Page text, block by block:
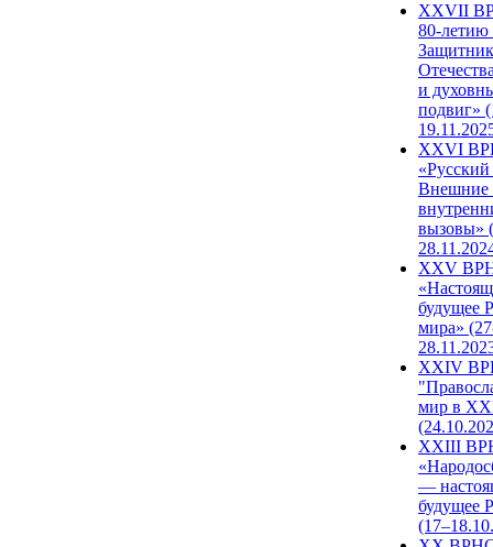
ХХVII
80-
и
подвиг»
XXVI
Внешние
вызовы»
XXV
будущее
мира»
XXIV
мир в
XXIII
—
будущее